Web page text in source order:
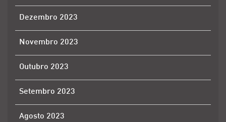
Dezembro 2023
Novembro 2023
Outubro 2023
Setembro 2023
Agosto 2023